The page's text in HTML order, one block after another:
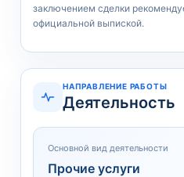
заключением сделки
официальной выпиской.
НАПРАВЛЕНИЕ РАБОТЫ
Деятельность
Основной вид деятельности
Прочие услуги